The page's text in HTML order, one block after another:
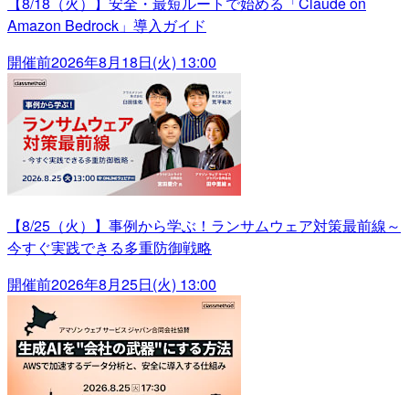
Amazon Bedrock」導入ガイド
開催前2026年8月18日(火) 13:00
【8/25（火）】事例から学ぶ！ランサムウェア対策最前線～
今すぐ実践できる多重防御戦略
開催前2026年8月25日(火) 13:00